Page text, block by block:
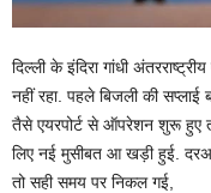
दिल्‍ली के इंदिरा गांधी
नहीं रहा. पहले बिजली की
तैसे एयरपोर्ट से ऑपरेशन शुरू हुए
लिए नई मुसीबत आ खड़ी हुई.
तो सही समय पर निकल गई,